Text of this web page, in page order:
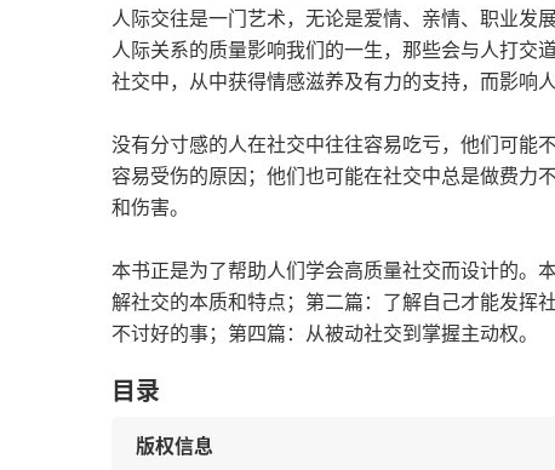
人际交往是一门艺术，无论是爱情、亲情、职业发
人际关系的质量影响我们的一生，那些会与人打交
社交中，从中获得情感滋养及有力的支持，而影响
没有分寸感的人在社交中往往容易吃亏，他们可能
容易受伤的原因；他们也可能在社交中总是做费力
和伤害。
本书正是为了帮助人们学会高质量社交而设计的。
解社交的本质和特点；第二篇：了解自己才能发挥
不讨好的事；第四篇：从被动社交到掌握主动权。
目录
版权信息